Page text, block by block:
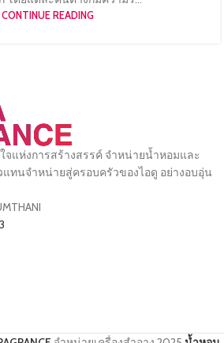
CONTINUE READING
แห่งการสร้างสรรค์ จำหน่ายน้ำหอมและ
แทนจำหน่ายสู่ครอบครัวของไอดู อย่างอบอุ่น